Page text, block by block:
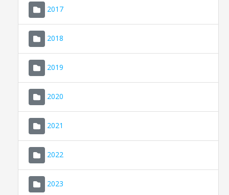
2017
2018
2019
2020
2021
2022
2023